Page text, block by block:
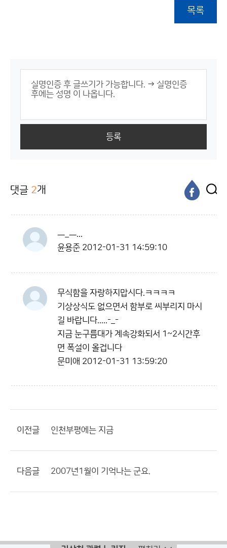
목록
등록
댓글 2개
ㅡ_ㅡ...
윤용준 2012-01-31 14:59:10
무식함을 자랑하지맙시다.ㅋㅋㅋㅋ
기상상식도 없으면서 함부로 씨부리지 마시
길 바랍니다.....-_-
지금 눈구름대가 계속강화되서 1~2시간후
면 폭설이 올겁니다
문미애 2012-01-31 13:59:20
이전글 인천부평에는 지금
다음글 2007년1월이 기억나는 군요.